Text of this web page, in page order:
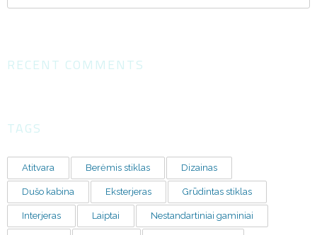
RECENT COMMENTS
TAGS
Atitvara Berėmis stiklas Dizainas
Dušo kabina Eksterjeras Grūdintas stiklas
Interjeras Laiptai Nestandartiniai gaminiai